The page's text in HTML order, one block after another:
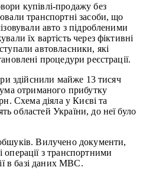
купівлі-продажу без
транспортні засоби, що
авто з підробленими
їх вартість через фіктивні
автовласники, які
процедури реєстрації.
здійснили майже 13 тисяч
отриманого прибутку
Схема діяла у Києві та
областей України, до неї було
Вилучено документи,
з транспортними
в базі даних МВС.